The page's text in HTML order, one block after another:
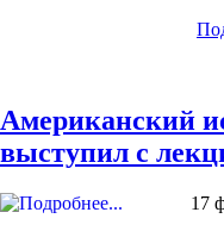
Американский
выступил с
17